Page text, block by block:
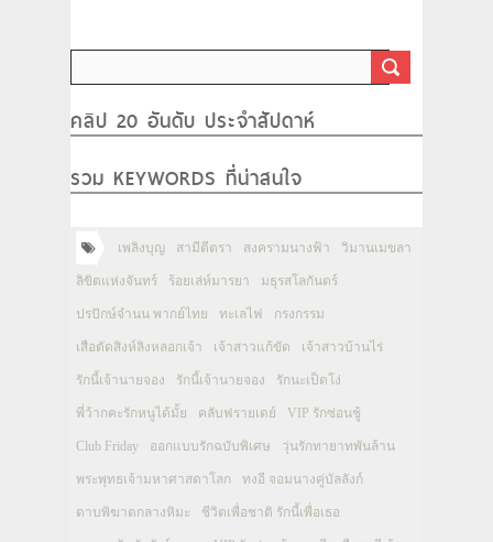
คลิป 20 อันดับ ประจำสัปดาห์
รวม KEYWORDS ที่น่าสนใจ
เพลิงบุญ สามีตีตรา สงครามนางฟ้า วิมานเมขลา
ลิขิตแห่งจันทร์ ร้อยเล่ห์มารยา มธุรสโลกันตร์
ปรปักษ์จำนน พากย์ไทย ทะเลไฟ กรงกรรม
เสือตัดสิงห์ลิงหลอกเจ้า เจ้าสาวแก้ขัด เจ้าสาวบ้านไร่
รักนี้เจ้านายจอง รักนี้เจ้านายจอง รักนะเป็ดโง่
พี่ว้ากคะรักหนูได้มั้ย คลับฟรายเดย์ VIP รักซ่อนชู้
Club Friday ออกแบบรักฉบับพิเศษ วุ่นรักทายาทพันล้าน
พระพุทธเจ้ามหาศาสดาโลก ทงอี จอมนางคู่บัลลังก์
ดาบพิฆาตกลางหิมะ ชีวิตเพื่อชาติ รักนี้เพื่อเธอ